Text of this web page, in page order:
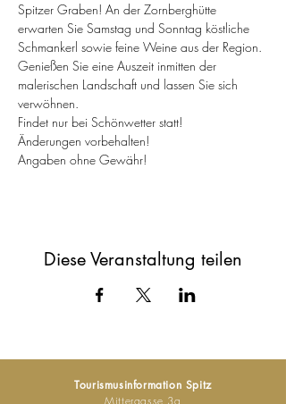
Spitzer Graben! An der Zornberghütte
erwarten Sie Samstag und Sonntag köstliche
Schmankerl sowie feine Weine aus der Region.
Genießen Sie eine Auszeit inmitten der
malerischen Landschaft und lassen Sie sich
verwöhnen.
Findet nur bei Schönwetter statt!
Änderungen vorbehalten!
Angaben ohne Gewähr!
Diese Veranstaltung teilen
Tourismusinformation Spitz
Mittergasse 3a